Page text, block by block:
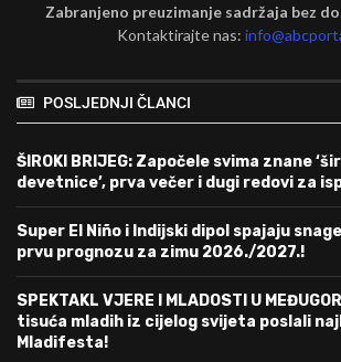
Zabranjeno preuzimanje sadržaja bez
Kontaktirajte nas:
POSLJEDNJI ČLANCI
ŠIROKI BRIJEG: Započele svima znane
devetnice’, prva večer i dugi redovi za
Super El Niño i Indijski dipol spajaju
prvu prognozu za zimu 2026./2027.!
SPEKTAKL VJERE I MLADOSTI U
tisuća mladih iz cijelog svijeta poslali
Mladifesta!